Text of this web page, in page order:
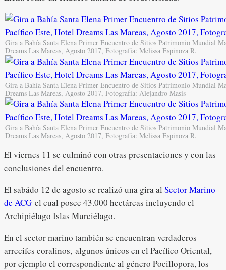
Gira a Bahía Santa Elena Primer Encuentro de Sitios Patrimonio Mundial
Dreams Las Mareas, Agosto 2017, Fotografía: Melissa Espinoza R.
Gira a Bahía Santa Elena Primer Encuentro de Sitios Patrimonio Mundial
Dreams Las Mareas, Agosto 2017, Fotografía: Alejandro Masís
Gira a Bahía Santa Elena Primer Encuentro de Sitios Patrimonio Mundial
Dreams Las Mareas, Agosto 2017, Fotografía: Melissa Espinoza R.
El viernes 11 se culminó con otras presentaciones y con las
conclusiones del encuentro.
El sabádo 12 de agosto se realizó una gira al Sector Marino
de ACG el cual posee 43.000 hectáreas incluyendo el
Archipiélago Islas Murciélago.
En el sector marino también se encuentran verdaderos
arrecifes coralinos, algunos únicos en el Pacífico Oriental,
por ejemplo el correspondiente al género Pocillopora, los